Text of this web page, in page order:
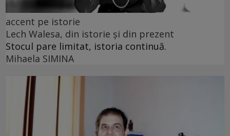
accent pe istorie
Lech Walesa, din istorie și din prezent
Stocul pare limitat, istoria continuă.
Mihaela SIMINA